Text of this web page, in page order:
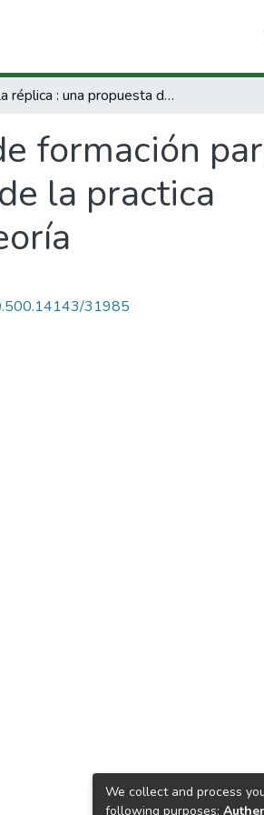
La réplica : una propuesta de formación para la educación superior. Sobre la influencia de la practica investigativa en la comprensión de la teoría
formación
la practica
31985
We collect and process
following purposes: